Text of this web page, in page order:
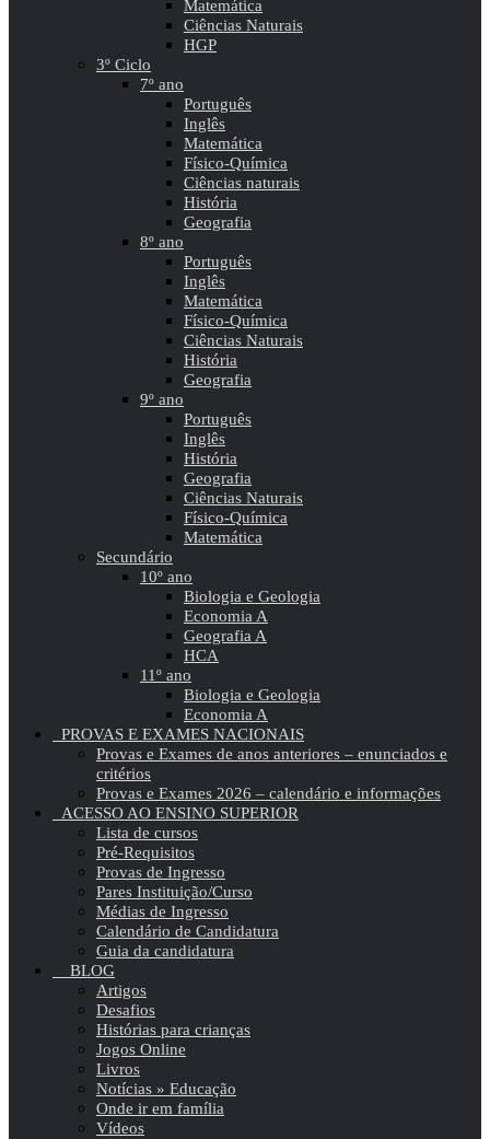
Matemática
Ciências Naturais
HGP
3º Ciclo
7º ano
Português
Inglês
Matemática
Físico-Química
Ciências naturais
História
Geografia
8º ano
Português
Inglês
Matemática
Físico-Química
Ciências Naturais
História
Geografia
9º ano
Português
Inglês
História
Geografia
Ciências Naturais
Físico-Química
Matemática
Secundário
10º ano
Biologia e Geologia
Economia A
Geografia A
HCA
11º ano
Biologia e Geologia
Economia A
PROVAS E EXAMES NACIONAIS
Provas e Exames de anos anteriores – enunciados e
critérios
Provas e Exames 2026 – calendário e informações
ACESSO AO ENSINO SUPERIOR
Lista de cursos
Pré-Requisitos
Provas de Ingresso
Pares Instituição/Curso
Médias de Ingresso
Calendário de Candidatura
Guia da candidatura
BLOG
Artigos
Desafios
Histórias para crianças
Jogos Online
Livros
Notícias » Educação
Onde ir em família
Vídeos